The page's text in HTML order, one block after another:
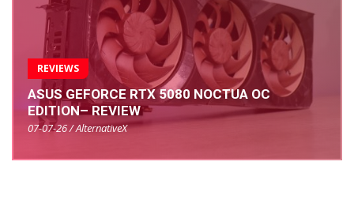
REVIEWS
ASUS GEFORCE RTX 5080 NOCTUA OC
EDITION– REVIEW
07-07-26 / AlternativeX